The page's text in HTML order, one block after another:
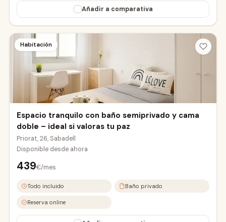
Añadir a comparativa
Habitación
Espacio tranquilo con baño semiprivado y cama
doble – ideal si valoras tu paz
Priorat, 26, Sabadell
Disponible desde ahora
439€/mes
Todo incluido Baño privado
Reserva online